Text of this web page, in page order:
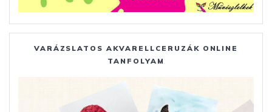
VARÁZSLATOS AKVARELLCERUZÁK ONLINE
TANFOLYAM